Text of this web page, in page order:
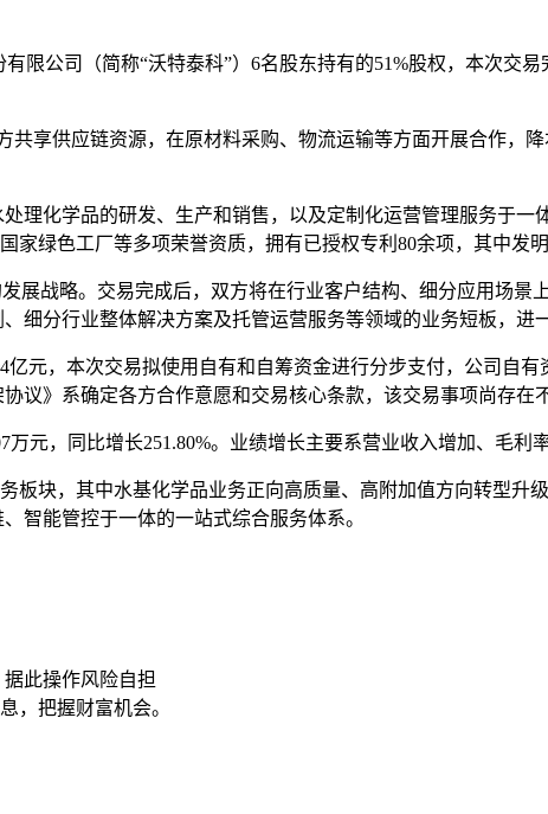
限公司（简称“沃特泰科”）6名股东持有的51%股权，本次交
享供应链资源，在原材料采购、物流运输等方面开展合作，
理化学品的研发、生产和销售，以及定制化运营管理服务于一
绿色工厂等多项荣誉资质，拥有已授权专利80余项，其中发明
战略。交易完成后，双方将在行业客户结构、细分应用场景
分行业整体解决方案及托管运营服务等领域的业务短板，进
元，本次交易拟使用自有和自筹资金进行分步支付，公司自有
议》系确定各方合作意愿和交易核心条款，该交易事项尚存在
元，同比增长251.80%。业绩增长主要系营业收入增加、毛利
板块，其中水基化学品业务正向高质量、高附加值方向转型升
智能管控于一体的一站式综合服务体系。
此操作风险自担
，把握财富机会。